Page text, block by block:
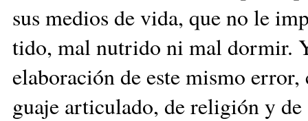
sus medios de vida, que no le
tido, mal nutrido ni mal dor­mir.
elaboración de es­te mismo
gua­je articu­lado, de religión y de